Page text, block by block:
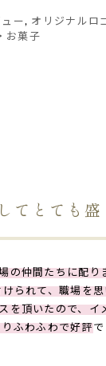
ー, オリジナルロ
お菓子
とても盛
の仲間たちに配り
られて、職場を
を頂いたので、イ
ふわふわで好評